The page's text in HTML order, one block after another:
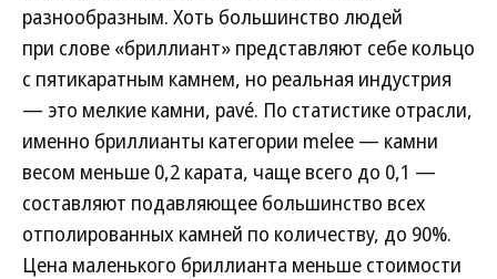
разнообразным. Хоть большинство людей
при слове «бриллиант» представляют себе кольцо
с пятикаратным камнем, но реальная индустрия
— это мелкие камни, pavé. По статистике отрасли,
именно бриллианты категории melee — камни
весом меньше 0,2 карата, чаще всего до 0,1 —
составляют подавляющее большинство всех
отполированных камней по количеству, до 90%.
Цена маленького бриллианта меньше стоимости